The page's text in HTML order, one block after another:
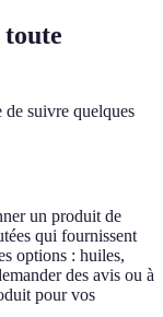
suivre quelques
un produit de
qui fournissent
options : huiles,
des avis ou à
pour vos